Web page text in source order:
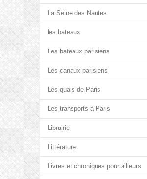
La Seine des Nautes
les bateaux
Les bateaux parisiens
Les canaux parisiens
Les quais de Paris
Les transports à Paris
Librairie
Littérature
Livres et chroniques pour ailleurs